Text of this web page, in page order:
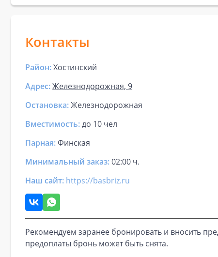
Контакты
Район:Хостинский
Адрес:Железнодорожная, 9
Остановка:Железнодорожная
Вместимость:до 10 чел
Парная:Финская
Минимальный заказ:02:00 ч.
Наш сайт: https://basbriz.ru
Рекомендуем заранее бронировать и вносить
предоплаты бронь может быть снята.